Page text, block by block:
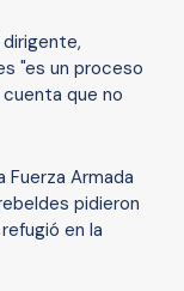
"es un proceso
que no
Fuerza Armada
pidieron
en la